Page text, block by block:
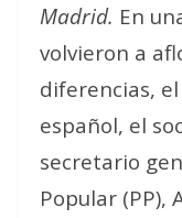
Madrid. En
volvieron a
diferencias,
español, el
secretario
Popular (PP),